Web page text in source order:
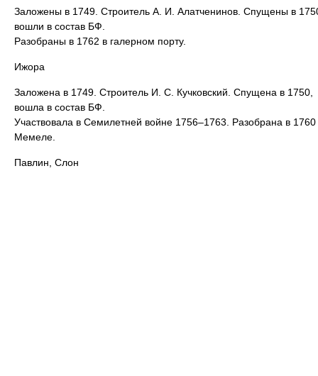
Заложены в 1749. Строитель А. И. Алатченинов. Спущены в
вошли в состав БФ.
Разобраны в 1762 в галерном порту.
Ижора
Заложена в 1749. Строитель И. С. Кучковский. Спущена в 1750,
вошла в состав БФ.
Участвовала в Семилетней войне 1756–1763. Разобрана в 1760
Мемеле.
Павлин, Слон